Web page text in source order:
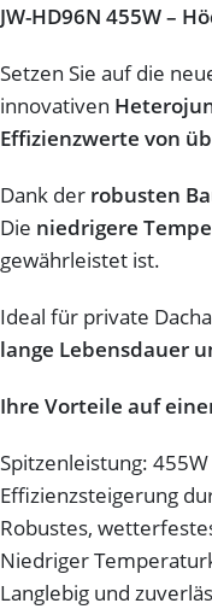
JW-HD96N 455W –
Setzen Sie auf die
innovativen
Effizienzwerte von
Dank der robusten
Die niedrigere
gewährleistet ist.
Ideal für private
lange Lebensdauer
Ihre Vorteile auf
Spitzenleistung:
Effizienzsteigerung
Robustes,
Niedriger
Langlebig und